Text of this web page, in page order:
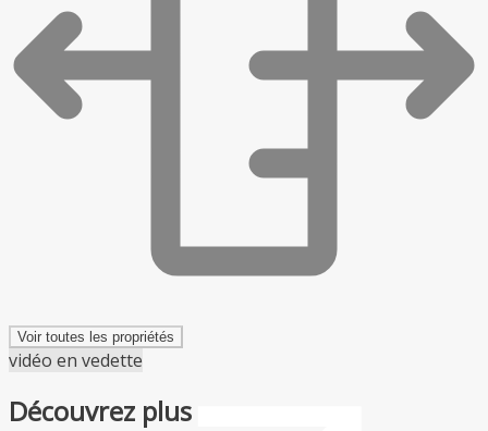
Voir toutes les propriétés
vidéo en vedette
Découvrez plus